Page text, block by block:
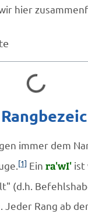
hier
immer dem
[1] Ein ra'wI' ist
(d.h.
Jeder Rang ab